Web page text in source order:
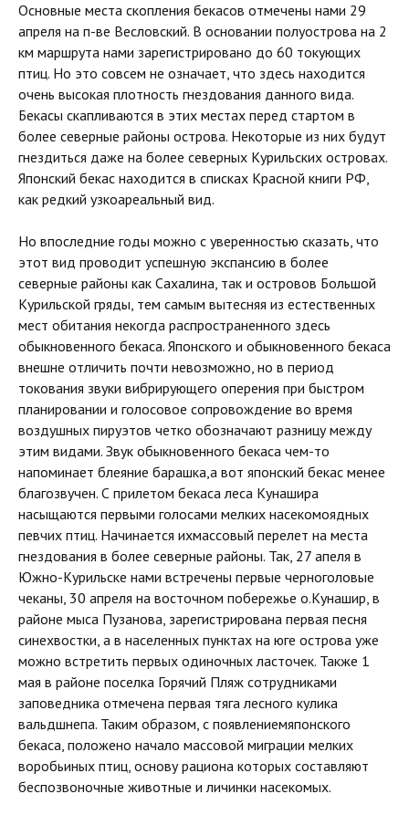
Основные места скопления бекасов отмечены нами 29
апреля на п-ве Весловский. В основании полуострова на 2
км маршрута нами зарегистрировано до 60 токующих
птиц. Но это совсем не означает, что здесь находится
очень высокая плотность гнездования данного вида.
Бекасы скапливаются в этих местах перед стартом в
более северные районы острова. Некоторые из них будут
гнездиться даже на более северных Курильских островах.
Японский бекас находится в списках Красной книги РФ,
как редкий узкоареальный вид.
Но впоследние годы можно с уверенностью сказать, что
этот вид проводит успешную экспансию в более
северные районы как Сахалина, так и островов Большой
Курильской гряды, тем самым вытесняя из естественных
мест обитания некогда распространенного здесь
обыкновенного бекаса. Японского и обыкновенного бекаса
внешне отличить почти невозможно, но в период
токования звуки вибрирующего оперения при быстром
планировании и голосовое сопровождение во время
воздушных пируэтов четко обозначают разницу между
этим видами. Звук обыкновенного бекаса чем-то
напоминает блеяние барашка,а вот японский бекас менее
благозвучен. С прилетом бекаса леса Кунашира
насыщаются первыми голосами мелких насекомоядных
певчих птиц. Начинается ихмассовый перелет на места
гнездования в более северные районы. Так, 27 апеля в
Южно-Курильске нами встречены первые черноголовые
чеканы, 30 апреля на восточном побережье о.Кунашир, в
районе мыса Пузанова, зарегистрирована первая песня
синехвостки, а в населенных пунктах на юге острова уже
можно встретить первых одиночных ласточек. Также 1
мая в районе поселка Горячий Пляж сотрудниками
заповедника отмечена первая тяга лесного кулика
вальдшнепа. Таким образом, с появлениемяпонского
бекаса, положено начало массовой миграции мелких
воробьиных птиц, основу рациона которых составляют
беспозвоночные животные и личинки насекомых.